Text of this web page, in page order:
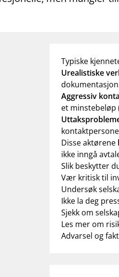
Typiske
Urealistiske
Aggressiv
et minstebeløp
Disse aktørene
ikke inngå
Slik beskytter
Vær kritisk til
Undersøk
Ikke la deg
Sjekk om
Les mer om
Advarsel og